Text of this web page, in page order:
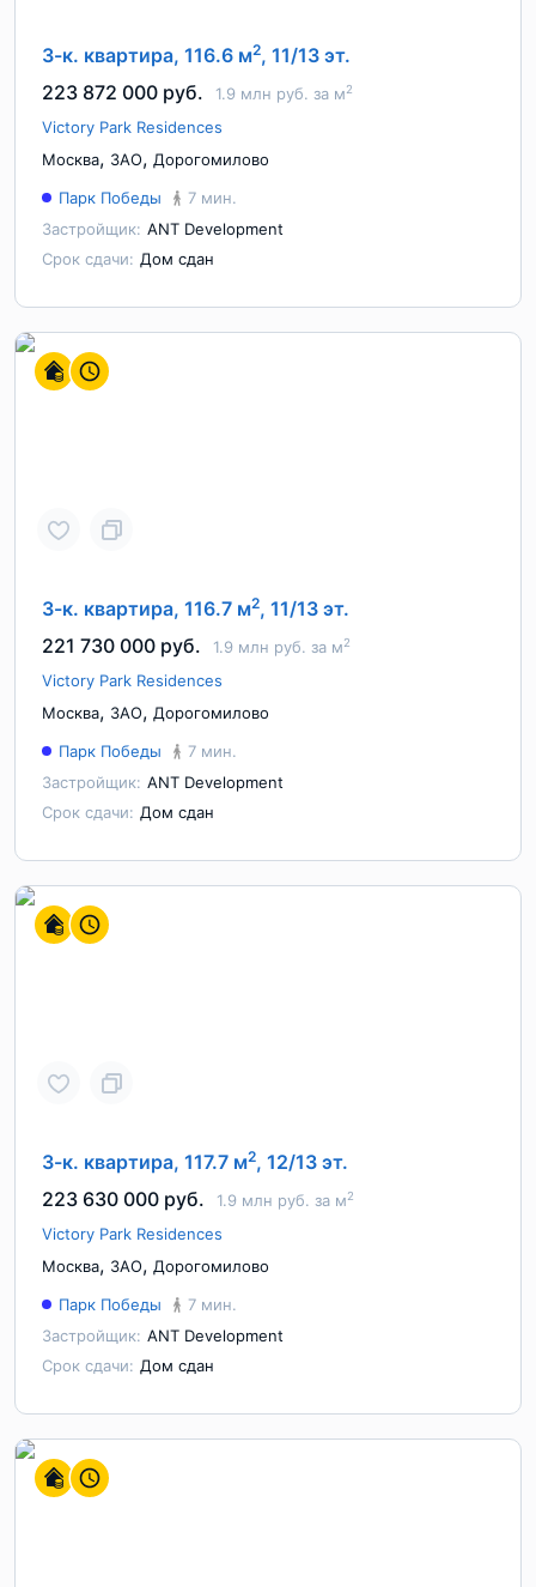
3-к. квартира, 116.6 м2, 11/13 эт.
223 872 000 руб.
1.9 млн руб. за м2
Victory Park Residences
Москва, ЗАО, Дорогомилово
Парк Победы
7 мин.
Застройщик: ANT Development
Срок сдачи: Дом сдан
3-к. квартира, 116.7 м2, 11/13 эт.
221 730 000 руб.
1.9 млн руб. за м2
Victory Park Residences
Москва, ЗАО, Дорогомилово
Парк Победы
7 мин.
Застройщик: ANT Development
Срок сдачи: Дом сдан
3-к. квартира, 117.7 м2, 12/13 эт.
223 630 000 руб.
1.9 млн руб. за м2
Victory Park Residences
Москва, ЗАО, Дорогомилово
Парк Победы
7 мин.
Застройщик: ANT Development
Срок сдачи: Дом сдан